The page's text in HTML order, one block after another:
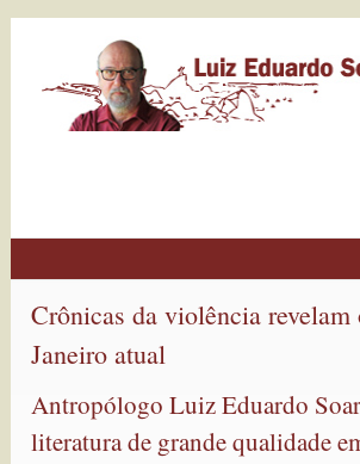
Crônicas da violência
Janeiro atual
Antropólogo Luiz Eduardo
literatura de grande qualidade